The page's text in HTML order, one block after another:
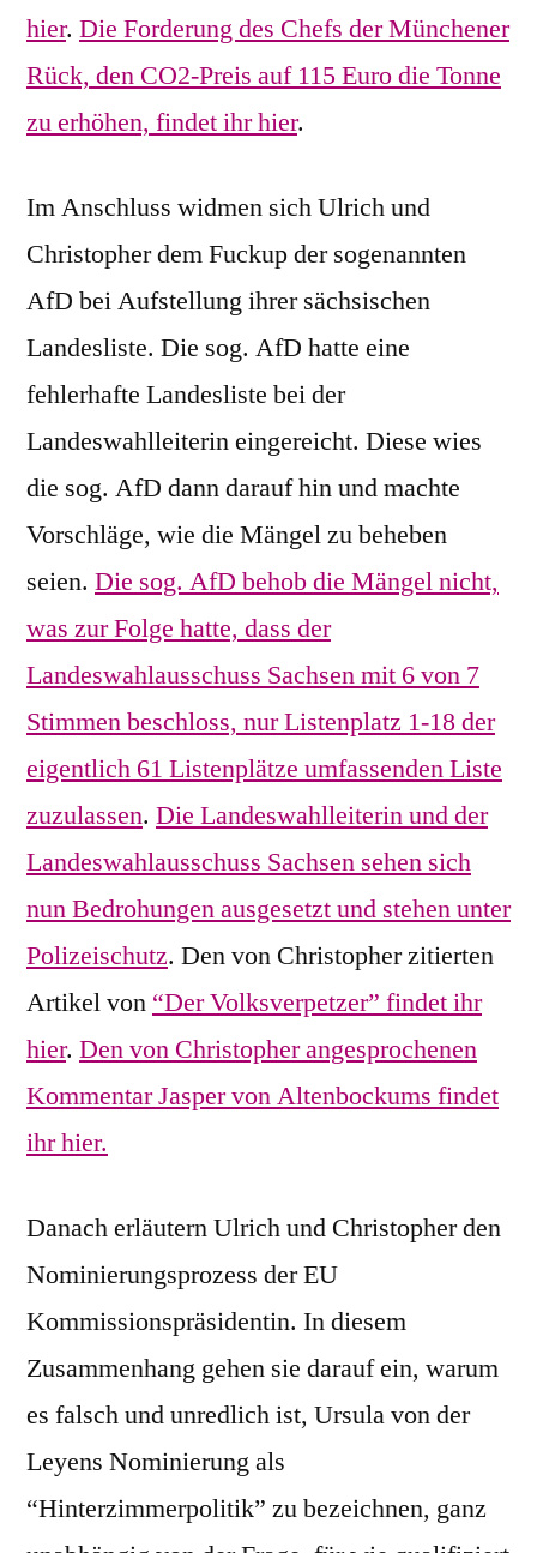
hier. Die Forderung des Chefs der Münchener
Rück, den CO2-Preis auf 115 Euro die Tonne
zu erhöhen, findet ihr hier.
Im Anschluss widmen sich Ulrich und
Christopher dem Fuckup der sogenannten
AfD bei Aufstellung ihrer sächsischen
Landesliste. Die sog. AfD hatte eine
fehlerhafte Landesliste bei der
Landeswahlleiterin eingereicht. Diese wies
die sog. AfD dann darauf hin und machte
Vorschläge, wie die Mängel zu beheben
seien. Die sog. AfD behob die Mängel nicht,
was zur Folge hatte, dass der
Landeswahlausschuss Sachsen mit 6 von 7
Stimmen beschloss, nur Listenplatz 1-18 der
eigentlich 61 Listenplätze umfassenden Liste
zuzulassen. Die Landeswahlleiterin und der
Landeswahlausschuss Sachsen sehen sich
nun Bedrohungen ausgesetzt und stehen unter
Polizeischutz. Den von Christopher zitierten
Artikel von “Der Volksverpetzer” findet ihr
hier. Den von Christopher angesprochenen
Kommentar Jasper von Altenbockums findet
ihr hier.
Danach erläutern Ulrich und Christopher den
Nominierungsprozess der EU
Kommissionspräsidentin. In diesem
Zusammenhang gehen sie darauf ein, warum
es falsch und unredlich ist, Ursula von der
Leyens Nominierung als
“Hinterzimmerpolitik” zu bezeichnen, ganz